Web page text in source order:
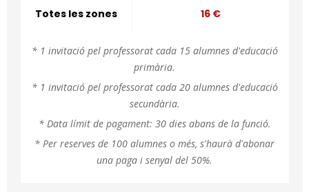
Totes les zones 16 €
* 1 invitació pel professorat cada 15 alumnes d'educació
primària.
* 1 invitació pel professorat cada 20 alumnes d'educació
secundària.
* Data límit de pagament: 30 dies abans de la funció.
* Per reserves de 100 alumnes o més, s'haurà d'abonar
una paga i senyal del 50%.